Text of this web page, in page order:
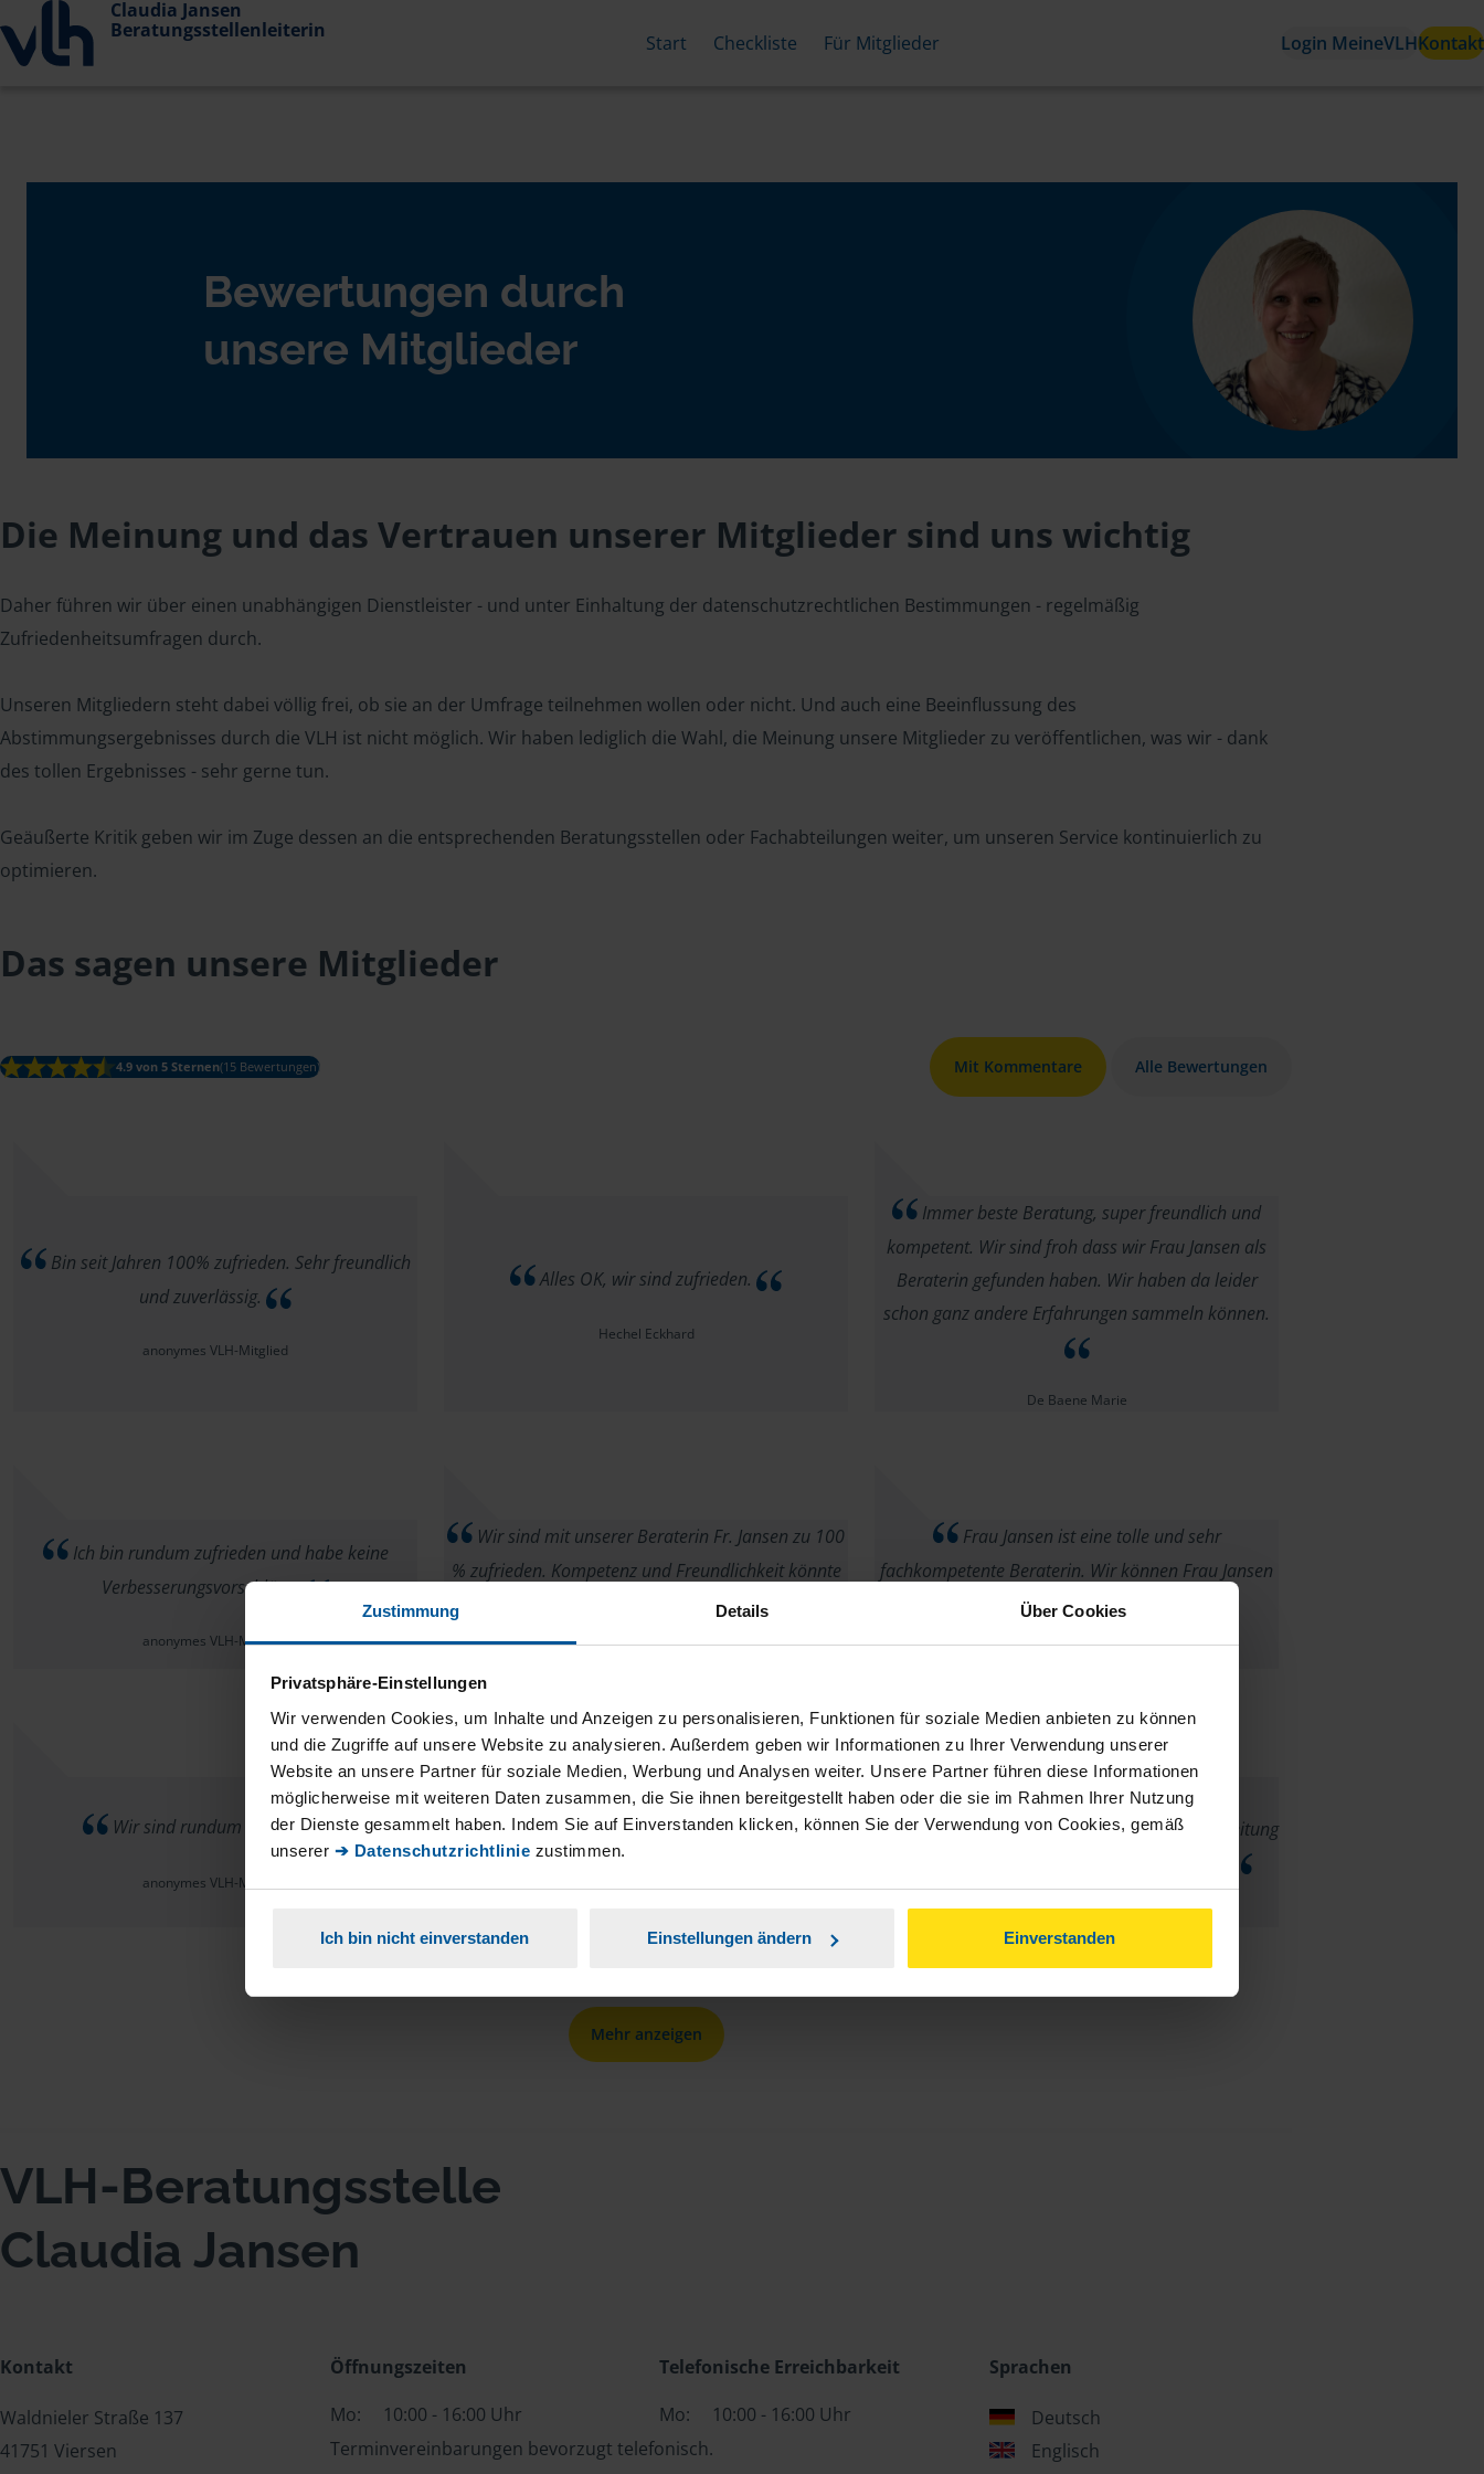
Zustimmung Details Über Cookies
Privatsphäre-Einstellungen
Wir verwenden Cookies, um Inhalte und Anzeigen zu personalisieren, Funktionen für soziale Medien anbieten zu können
und die Zugriffe auf unsere Website zu analysieren. Außerdem geben wir Informationen zu Ihrer Verwendung unserer
Website an unsere Partner für soziale Medien, Werbung und Analysen weiter. Unsere Partner führen diese Informationen
möglicherweise mit weiteren Daten zusammen, die Sie ihnen bereitgestellt haben oder die sie im Rahmen Ihrer Nutzung
der Dienste gesammelt haben. Indem Sie auf Einverstanden klicken, können Sie der Verwendung von Cookies, gemäß
unserer ➔ Datenschutzrichtlinie zustimmen.
Ich bin nicht einverstanden Einstellungen ändern Einverstanden
Claudia Jansen
Beratungsstellenleiterin
Start Checkliste Für Mitglieder Login MeineVLHKontakt
Bewertungen durch
unsere Mitglieder
Die Meinung und das Vertrauen unserer Mitglieder sind uns wichtig
Daher führen wir über einen unabhängigen Dienstleister - und unter Einhaltung der datenschutzrechtlichen Bestimmungen - regelmäßig
Zufriedenheitsumfragen durch.
Unseren Mitgliedern steht dabei völlig frei, ob sie an der Umfrage teilnehmen wollen oder nicht. Und auch eine Beeinflussung des
Abstimmungsergebnisses durch die VLH ist nicht möglich. Wir haben lediglich die Wahl, die Meinung unsere Mitglieder zu veröffentlichen, was wir - dank
des tollen Ergebnisses - sehr gerne tun.
Geäußerte Kritik geben wir im Zuge dessen an die entsprechenden Beratungsstellen oder Fachabteilungen weiter, um unseren Service kontinuierlich zu
optimieren.
Das sagen unsere Mitglieder
4.9 von 5 Sternen(15 Bewertungen) Mit Kommentare Alle Bewertungen
Bin seit Jahren 100% zufrieden. Sehr freundlich
und zuverlässig.
anonymes VLH-Mitglied
Alles OK, wir sind zufrieden.
Hechel Eckhard
Immer beste Beratung, super freundlich und
kompetent. Wir sind froh dass wir Frau Jansen als
Beraterin gefunden haben. Wir haben da leider
schon ganz andere Erfahrungen sammeln können.
De Baene Marie
Ich bin rundum zufrieden und habe keine
Verbesserungsvorschläge.
anonymes VLH-Mitglied
Wir sind mit unserer Beraterin Fr. Jansen zu 100
% zufrieden. Kompetenz und Freundlichkeit könnte
Frau Jansen ist eine tolle und sehr
fachkompetente Beraterin. Wir können Frau Jansen
uneingeschränk weiterempfehlen.
Wir sind rundum zufrieden
anonymes VLH-Mitglied
Ich bin mit der Mitarbeiterin Frau Jansen sehr
zufrieden. Immer freundlich und bemüht und fix
sowie unkompliziert . Sehr empfehlenswert!
Fachlich sehr gut. Falls Fragen
auftauchen,werden sie gut Beantwortet. Bearbeitung
Mehr anzeigen
VLH-Beratungsstelle
Claudia Jansen
Kontakt
Waldnieler Straße 137
41751 Viersen
Öffnungszeiten
Mo:
10:00 - 16:00 Uhr
Telefonische Erreichbarkeit
Mo:
10:00 - 16:00 Uhr
Terminvereinbarungen bevorzugt telefonisch.
Sprachen
Deutsch
Englisch